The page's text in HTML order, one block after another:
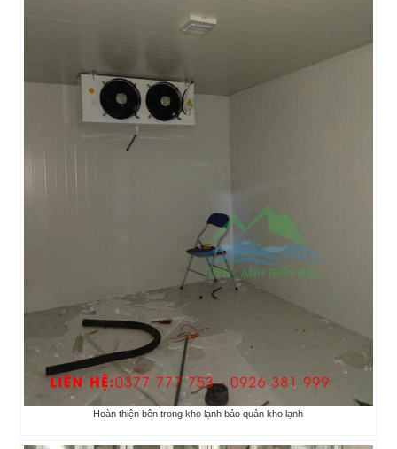
Hoàn thiện bên trong kho lạnh bảo quản kho lạnh